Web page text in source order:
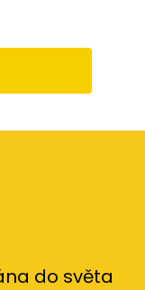
do světa